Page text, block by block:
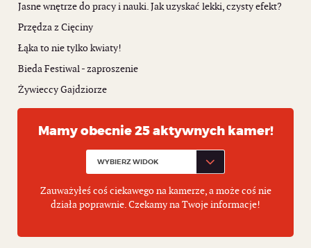
Jasne wnętrze do pracy i nauki. Jak uzyskać lekki, czysty efekt?
Przędza z Cięciny
Łąka to nie tylko kwiaty!
Bieda Festiwal - zaproszenie
Żywieccy Gajdziorze
Mamy obecnie 25 aktywnych kamer!
Zauważyłeś coś ciekawego na kamerze, a może coś nie
działa poprawnie. Czekamy na Twoje informacje!